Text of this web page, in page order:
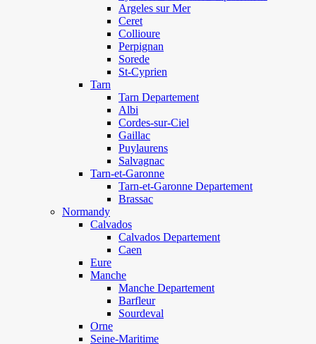
Argeles sur Mer
Ceret
Collioure
Perpignan
Sorede
St-Cyprien
Tarn
Tarn Departement
Albi
Cordes-sur-Ciel
Gaillac
Puylaurens
Salvagnac
Tarn-et-Garonne
Tarn-et-Garonne Departement
Brassac
Normandy
Calvados
Calvados Departement
Caen
Eure
Manche
Manche Departement
Barfleur
Sourdeval
Orne
Seine-Maritime